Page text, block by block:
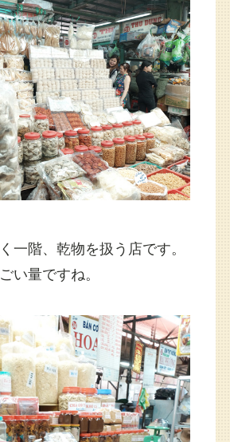
一階、乾物を扱う店です。
い量ですね。